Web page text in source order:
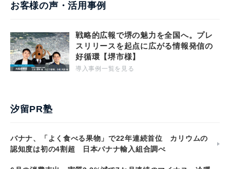
お客様の声・活用事例
戦略的広報で堺の魅力を全国へ。プレ
スリリースを起点に広がる情報発信の
好循環【堺市様】
導入事例一覧を見る
汐留PR塾
バナナ、「よく食べる果物」で22年連続首位 カリウムの
認知度は初の4割超 日本バナナ輸入組合調べ